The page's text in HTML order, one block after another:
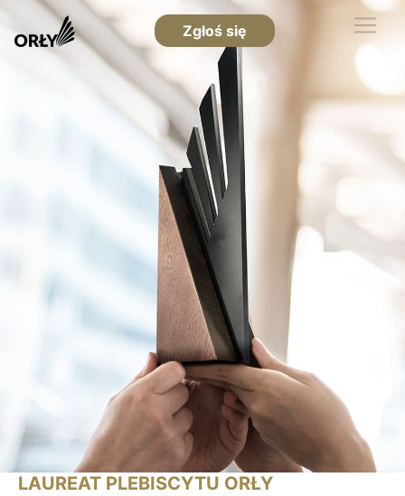
Zgłoś się
LAUREAT PLEBISCYTU ORŁY